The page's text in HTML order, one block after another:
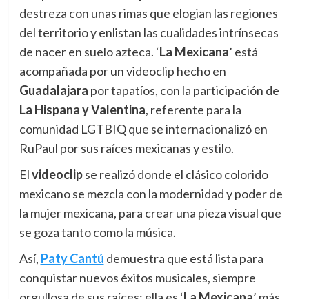
destreza con unas rimas que elogian las regiones
del territorio y enlistan las cualidades intrínsecas
de nacer en suelo azteca. ‘La Mexicana’ está
acompañada por un videoclip hecho en
Guadalajara por tapatíos, con la participación de
La Hispana y Valentina, referente para la
comunidad LGTBIQ que se internacionalizó en
RuPaul por sus raíces mexicanas y estilo.
Elvideoclipse realizó donde el clásico colorido
mexicano se mezcla con la modernidad y poder de
la mujer mexicana, para crear una pieza visual que
se goza tanto como la música.
Así, Paty Cantú demuestra que está lista para
conquistar nuevos éxitos musicales, siempre